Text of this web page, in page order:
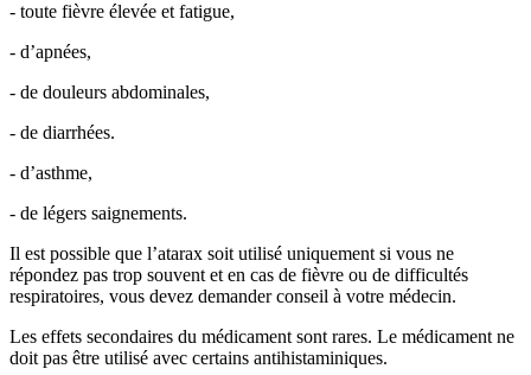
- toute fièvre élevée et fatigue,
- d’apnées,
- de douleurs abdominales,
- de diarrhées.
- d’asthme,
- de légers saignements.
Il est possible que l’atarax soit utilisé uniquement si vous ne
répondez pas trop souvent et en cas de fièvre ou de difficultés
respiratoires, vous devez demander conseil à votre médecin.
Les effets secondaires du médicament sont rares. Le médicament ne
doit pas être utilisé avec certains antihistaminiques.